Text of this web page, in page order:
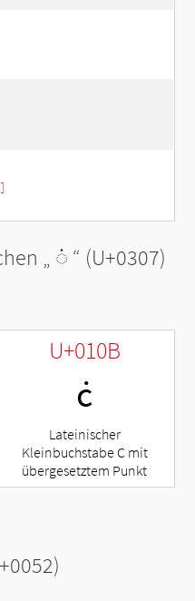
„ ◌̇ “ (U+0307)
U+010B
ċ
Lateinischer
Kleinbuchstabe C mit
übergesetztem Punkt